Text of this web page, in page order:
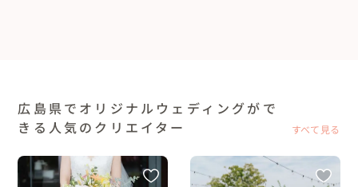
広島県でオリジナルウェディングがで
きる人気のクリエイター
すべて見る